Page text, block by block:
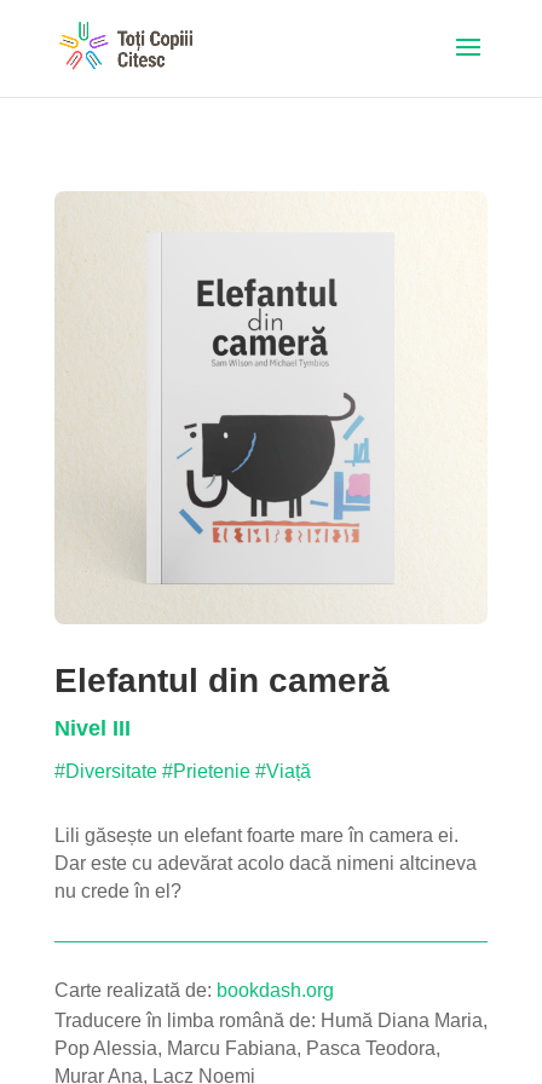
Elefantul din cameră
Nivel III
#Diversitate #Prietenie #Viață
Lili găsește un elefant foarte mare în camera ei.
Dar este cu adevărat acolo dacă nimeni altcineva
nu crede în el?
Carte realizată de: bookdash.org
Traducere în limba română de: Humă Diana Maria,
Pop Alessia, Marcu Fabiana, Pasca Teodora,
Murar Ana, Lacz Noemi